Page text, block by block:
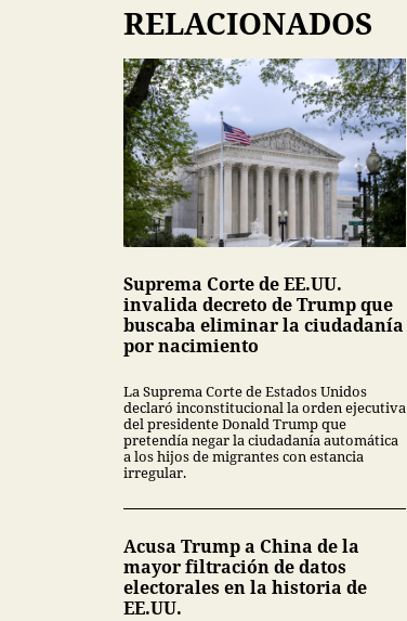
RELACIONADOS
Suprema Corte de EE.UU.
invalida decreto de Trump que
buscaba eliminar la ciudadanía
por nacimiento
La Suprema Corte de Estados Unidos
declaró inconstitucional la orden ejecutiva
del presidente Donald Trump que
pretendía negar la ciudadanía automática
a los hijos de migrantes con estancia
irregular.
Acusa Trump a China de la
mayor filtración de datos
electorales en la historia de
EE.UU.